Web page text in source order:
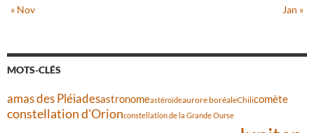
« Nov Jan »
MOTS-CLÉS
amas des Pléiadesastronomeastéroïdeaurore boréaleChilicomète
constellation d'Orionconstellation de la Grande Ourse